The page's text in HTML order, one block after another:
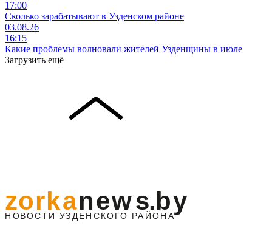
17:00
Сколько зарабатывают в Узденском районе
03.08.26
16:15
Какие проблемы волновали жителей Узденщины в июле
Загрузить ещё